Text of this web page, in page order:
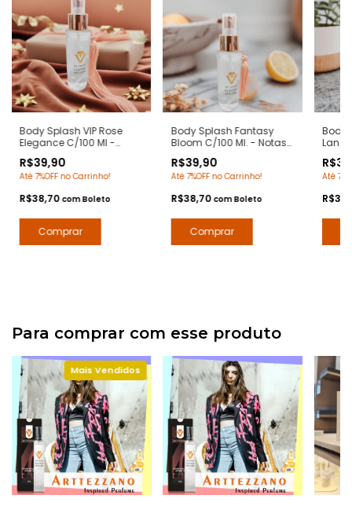
Body Splash VIP Rose
Elegance C/100 Ml -
Carolina Herrera- Deo
Colônia Desodorante
Premium - Arte 1 Perfumes
R$39,90
Até 7%OFF no Carrinho!
R$38,70 comBoleto
Body Splash Fantasy
Bloom C/100 Ml. - Notas
Deo Colônia Desodorante
Corporal - Contratipos
R$39,90
Até 7%OFF no Carrinho!
R$38,70 comBoleto
Body
Até
Para comprar com esse produto